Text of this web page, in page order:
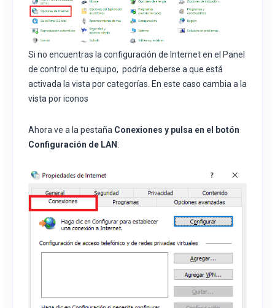
Si no encuentras la configuración de Internet en el Panel
de control de tu equipo, podría deberse a que está
activada la vista por categorías. En este caso cambia a la
vista por iconos
Ahora ve a la pestaña Conexiones y pulsa en el botón
Configuración de LAN: